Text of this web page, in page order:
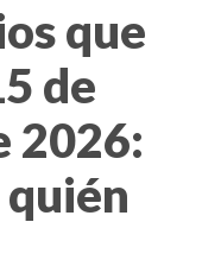
que
de
2026: